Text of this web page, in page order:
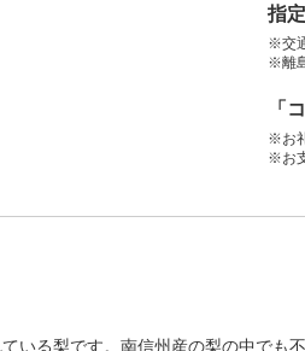
指
※交
※離
「
※お
※お
いる梨です。南信州産の梨の中で